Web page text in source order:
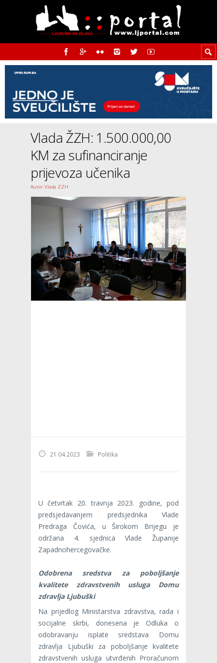
Vlada ŽZH: 1.500.000,00
KM za sufinanciranje
prijevoza učenika
Autor: Vlada ZZH
21.04.2023 Politika
U četvrtak 20. travnja 2023. godine, pod
predsjedavanjem predsjednika Vlade
Predraga Čovića, u Širokom Brijegu je
održana 4. sjednica Vlade Županije
Zapadnohercegovačke.
Odobrena sredstva za poboljšanje
kvalitete zdravstvenih usluga Domu
zdravlja Ljubuški
Na prijedlog Ministarstva zdravstva, rada i
socijalne skrbi, donesena je Odluka o
odobravanju isplate sredstava Domu
zdravlja Ljubuški za poboljšanje kvalitete
zdravstvenih usluga utvrđenih Proračunom